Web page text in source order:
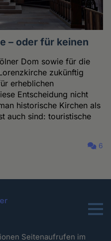
– oder für keinen
Dom sowie für die
zukünftig
erheblichen
Entscheidung nicht
historische Kirchen als
auch sind: touristische
6
Menu
Seitenaufrufen im